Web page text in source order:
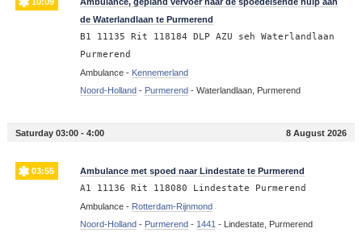
de Waterlandlaan te Purmerend
B1 11135 Rit 118184 DLP AZU seh Waterlandlaan
Purmerend
Ambulance - Kennemerland
Noord-Holland- Purmerend- Waterlandlaan, Purmerend
Saturday 03:00 - 4:00 8 August 2026
03:55 Ambulance met spoed naar Lindestate te Purmerend
A1 11136 Rit 118080 Lindestate Purmerend
Ambulance - Rotterdam-Rijnmond
Noord-Holland- Purmerend- 1441 - Lindestate, Purmerend